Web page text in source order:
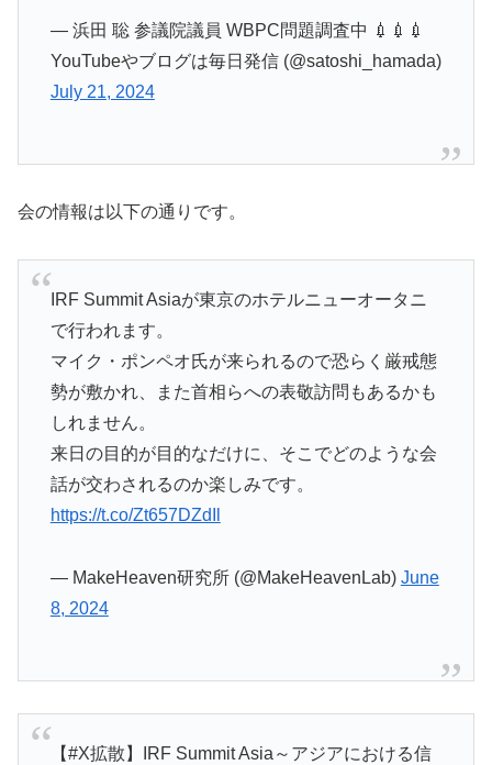
— 浜田 聡 参議院議員 WBPC問題調査中 💉💉💉
YouTubeやブログは毎日発信 (@satoshi_hamada)
July 21, 2024
会の情報は以下の通りです。
IRF Summit Asiaが東京のホテルニューオータニ
で行われます。
マイク・ポンペオ氏が来られるので恐らく厳戒態
勢が敷かれ、また首相らへの表敬訪問もあるかも
しれません。
来日の目的が目的なだけに、そこでどのような会
話が交わされるのか楽しみです。
https://t.co/Zt657DZdIl
— MakeHeaven研究所 (@MakeHeavenLab) June
8, 2024
【#X拡散】IRF Summit Asia～アジアにおける信